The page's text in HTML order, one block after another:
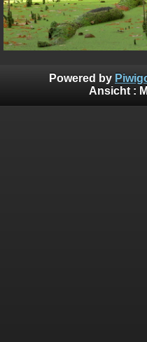
Powered by
Ansicht :